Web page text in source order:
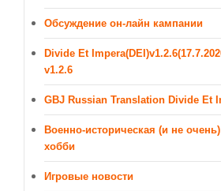
Обсуждение он-лайн кампании
Divide Et
v1.2.6
GBJ Russian Translation Divide Et
Военно-историческая (и не
хобби
Игровые новости